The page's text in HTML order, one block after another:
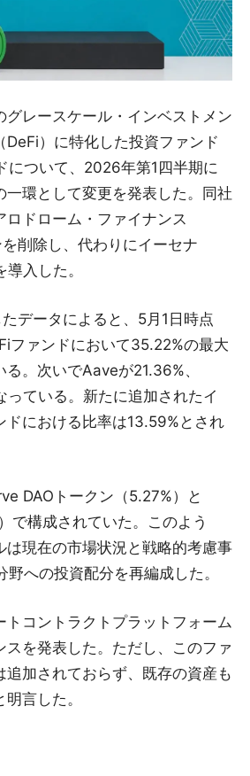
グレースケール・インベストメン
DeFi）に特化した投資ファンド
について、2026年第1四半期に
一環として変更を発表した。同社
ロドローム・ファイナンス
を削除し、代わりにイーセナ
導入した。
データによると、5月1日時点
ファンドにおいて35.22%の最大
。次いでAaveが21.36%、
ている。新たに追加されたイ
ドにおける比率は13.59%とされ
DAOトークン（5.27%）と
で構成されていた。このよう
は現在の市場状況と戦略的考慮事
への投資配分を再編成した。
トコントラクトプラットフォーム
スを発表した。ただし、このファ
追加されておらず、既存の資産も
言した。